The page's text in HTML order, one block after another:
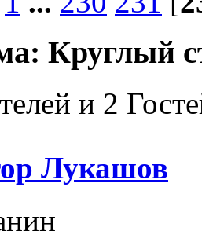
Круглый
и 2
Лукашов